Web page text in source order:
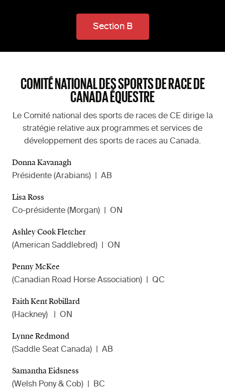
Section B
COMITÉ NATIONAL DES SPORTS DE RACE DE
CANADA ÉQUESTRE
Le Comité national des sports de races de CE dirige la
stratégie relative aux programmes et services de
développement des sports de races au Canada.
Donna Kavanagh
Présidente (Arabians)
AB
Lisa Ross
Co-présidente (Morgan)
ON
Ashley Cook Fletcher
(American Saddlebred)
ON
Penny McKee
(Canadian Road Horse Association)
QC
Faith Kent Robillard
(Hackney)
ON
Lynne Redmond
(Saddle Seat Canada)
AB
Samantha Eidsness
(Welsh Pony & Cob)
BC